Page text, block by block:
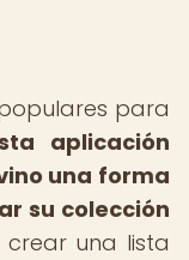
para
aplicación
una forma
su colección
crear una lista